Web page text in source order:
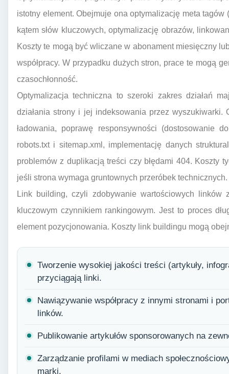
istotny element. Obejmuje ona optymalizację meta tagów
kątem słów kluczowych, optymalizację obrazów,
Koszty te mogą być wliczane w abonament miesięczny
współpracy. W przypadku dużych stron, prace te mogą
czasochłonność.
Optymalizacja techniczna to szeroki zakres działań
działania strony i jej indeksowania przez wyszukiwarki.
ładowania, poprawę responsywności (dostosowanie
robots.txt i sitemap.xml, implementację danych
problemów z duplikacją treści czy błędami 404. Koszty
jeśli strona wymaga gruntownych przeróbek technicznych.
Link building, czyli zdobywanie wartościowych linków
kluczowym czynnikiem rankingowym. Jest to proces
element pozycjonowania. Koszty link buildingu mogą
Tworzenie wysokiej jakości treści (artykuły,
przyciągają linki.
Nawiązywanie współpracy z innymi stronami i
linków.
Publikowanie artykułów sponsorowanych na
Zarządzanie profilami w mediach
marki.